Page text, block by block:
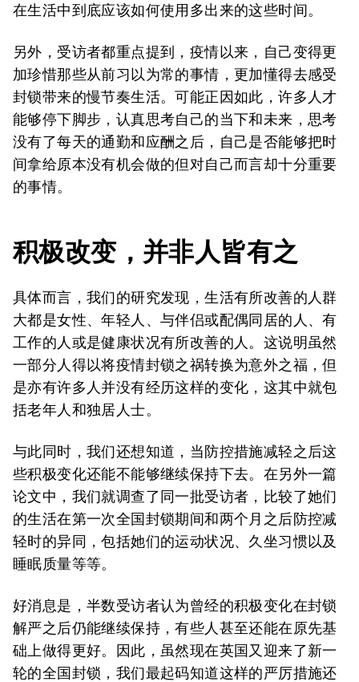
在生活中到底应该如何使用多出来的这些时间。
另外，受访者都重点提到，疫情以来，自己变得更
加珍惜那些从前习以为常的事情，更加懂得去感受
封锁带来的慢节奏生活。可能正因如此，许多人才
能够停下脚步，认真思考自己的当下和未来，思考
没有了每天的通勤和应酬之后，自己是否能够把时
间拿给原本没有机会做的但对自己而言却十分重要
的事情。
积极改变，并非人皆有之
具体而言，我们的研究发现，生活有所改善的人群
大都是女性、年轻人、与伴侣或配偶同居的人、有
工作的人或是健康状况有所改善的人。这说明虽然
一部分人得以将疫情封锁之祸转换为意外之福，但
是亦有许多人并没有经历这样的变化，这其中就包
括老年人和独居人士。
与此同时，我们还想知道，当防控措施减轻之后这
些积极变化还能不能够继续保持下去。在另外一篇
论文中，我们就调查了同一批受访者，比较了她们
的生活在第一次全国封锁期间和两个月之后防控减
轻时的异同，包括她们的运动状况、久坐习惯以及
睡眠质量等等。
好消息是，半数受访者认为曾经的积极变化在封锁
解严之后仍能继续保持，有些人甚至还能在原先基
础上做得更好。因此，虽然现在英国又迎来了新一
轮的全国封锁，我们最起码知道这样的严厉措施还